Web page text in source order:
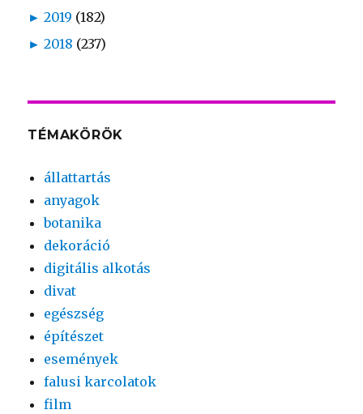
► 2019 (182)
► 2018 (237)
TÉMAKÖRÖK
állattartás
anyagok
botanika
dekoráció
digitális alkotás
divat
egészség
építészet
események
falusi karcolatok
film